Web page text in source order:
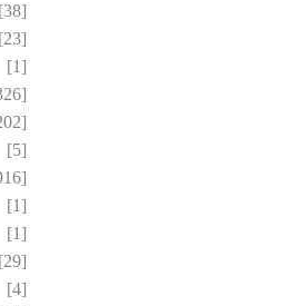
[38]
[23]
[1]
[5]
[1]
[1]
[29]
[4]